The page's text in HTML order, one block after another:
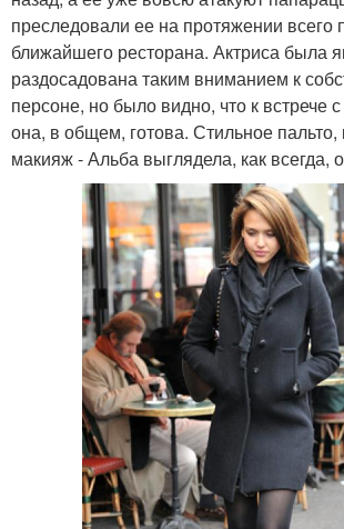
преследовали ее на протяжении всего
ближайшего ресторана. Актриса была
раздосадована таким вниманием к
персоне, но было видно, что к встрече
она, в общем, готова. Стильное пальто,
макияж - Альба выглядела, как всегда,